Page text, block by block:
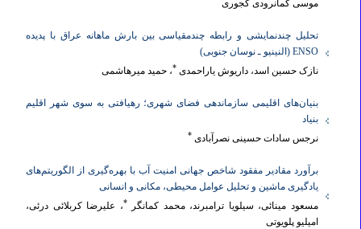
موسی کمانرودی کجوری
تحلیل چندنمایشی و رابطه چندمقیاسی بین بارش ماهانه عراق با پدیده
ENSO (النینیو ـ نوسان جنوبی)
نازک حسین اسد، داریوش یاراحمدی ، حمید میرهاشمی
بنیان‌های اقلیمی سازماندهی فضای شهری؛ رهیافتی به سوی شهر اقلیم‌
بنیاد
نرجس سادات حسینی نصرآبادی
برآورد مقادیر مفقود شاخص جهانی امنیت آب با بهره‌گیری از الگوریتم‌های
یادگیری ماشین و تحلیل عوامل محیطی، مکانی و انسانی
مسعود مینائی، سیلویا ترامبرند، محمد کمانگر ، علیرضا کربلائی درئی،
امیلیو پلویوتی